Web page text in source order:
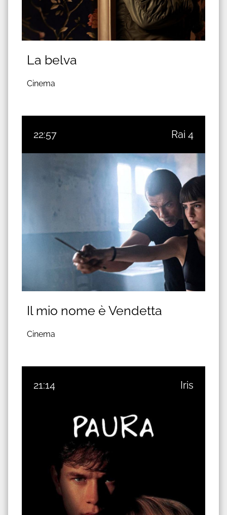
La belva
Cinema
22:57 Rai 4
Il mio nome è Vendetta
Cinema
21:14 Iris